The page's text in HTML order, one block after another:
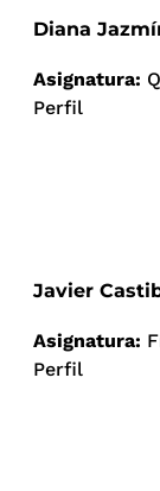
Diana
Asignatura:
Perfil
Javier
Asignatura:
Perfil